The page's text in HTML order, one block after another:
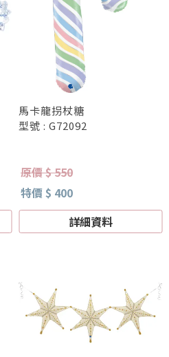
馬卡龍拐杖糖
型號 : G72092
原價 $ 550
特價 $ 400
詳細資料